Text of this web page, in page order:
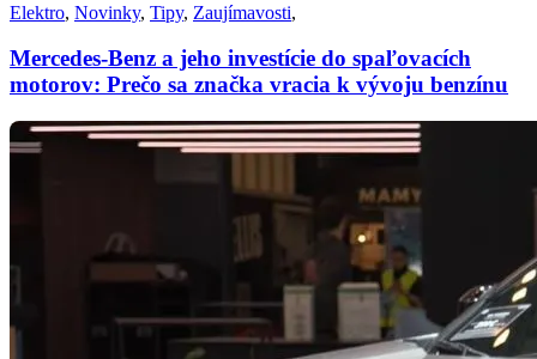
Elektro, Novinky, Tipy, Zaujímavosti,
Mercedes-Benz a jeho investície do spaľovacích
motorov: Prečo sa značka vracia k vývoju benzínu